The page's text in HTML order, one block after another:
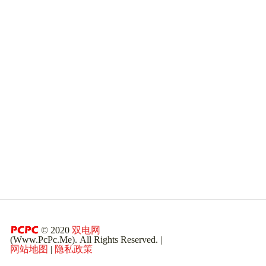
© 2020 双电网
(Www.PcPc.Me). All Rights Reserved. |
网站地图 | 隐私政策